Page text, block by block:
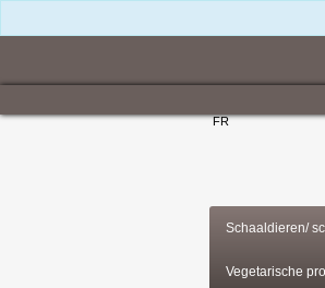
FR
Schaaldieren/
Vegetarische